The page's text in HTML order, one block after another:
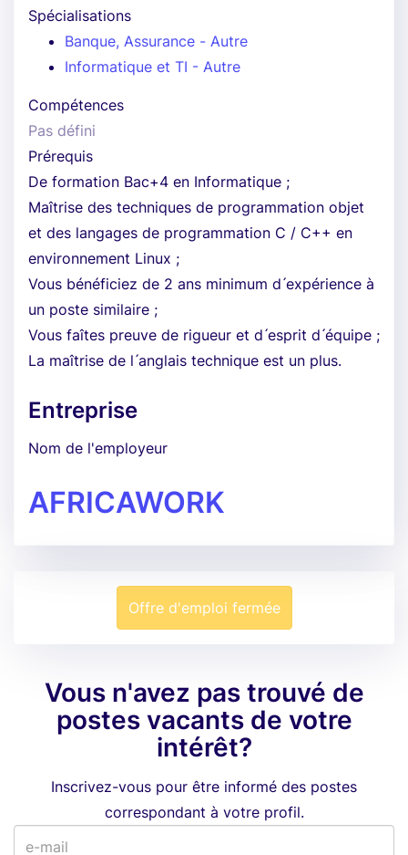
Spécialisations
Banque, Assurance - Autre
Informatique et TI - Autre
Compétences
Pas défini
Prérequis
De formation Bac+4 en Informatique ;
Maîtrise des techniques de programmation objet
et des langages de programmation C / C++ en
environnement Linux ;
Vous bénéficiez de 2 ans minimum d ́expérience à
un poste similaire ;
Vous faîtes preuve de rigueur et d ́esprit d ́équipe ;
La maîtrise de l ́anglais technique est un plus.
Entreprise
Nom de l'employeur
AFRICAWORK
Offre d'emploi fermée
Vous n'avez pas trouvé de
postes vacants de votre
intérêt?
Inscrivez-vous pour être informé des postes
correspondant à votre profil.